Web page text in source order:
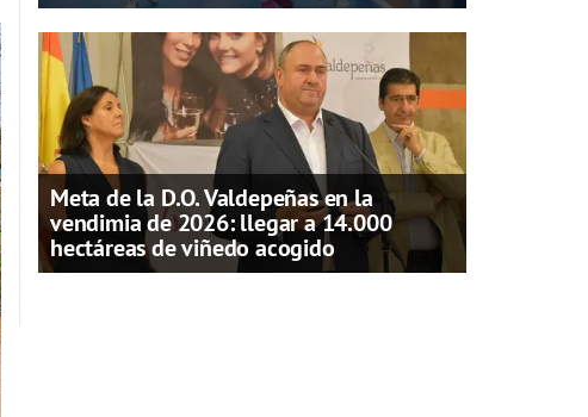
Meta de la D.O. Valdepeñas en la
vendimia de 2026: llegar a 14.000
hectáreas de viñedo acogido